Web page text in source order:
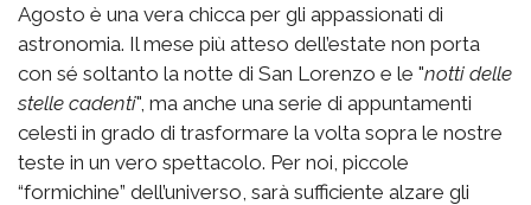
Agosto è una vera chicca per gli appassionati di
astronomia. Il mese più atteso dell’estate non porta
con sé soltanto la notte di San Lorenzo e le "notti delle
stelle cadenti", ma anche una serie di appuntamenti
celesti in grado di trasformare la volta sopra le nostre
teste in un vero spettacolo. Per noi, piccole
“formichine” dell’universo, sarà sufficiente alzare gli